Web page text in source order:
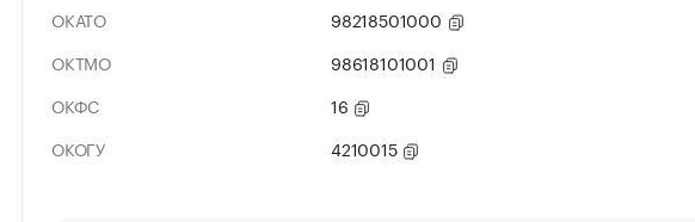
ОКАТО
98218501000
ОКТМО
98618101001
ОКФС
16
ОКОГУ
4210015